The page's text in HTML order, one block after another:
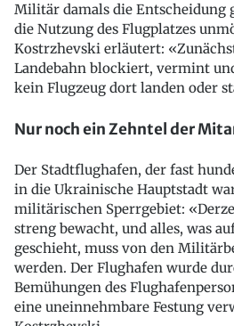
Militär damals die Entscheidung
die Nutzung des Flugplatzes
Kostrzhevski erläutert:
Landebahn blockiert, vermint
kein Flugzeug dort landen oder
Nur noch ein Zehntel der
Der Stadtflughafen, der fast
in die Ukrainische Hauptstadt
militärischen Sperrgebiet:
streng bewacht, und alles, was
geschieht, muss von den
werden. Der Flughafen wurde
Bemühungen des
eine uneinnehmbare Festung